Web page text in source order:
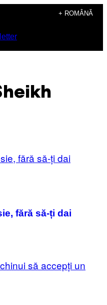
+ ROMÂNĂ
fără să-ți dai